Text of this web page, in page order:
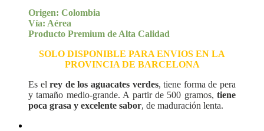
Origen: Colombia
Vía: Aérea
Producto Premium de Alta Calidad
SOLO DISPONIBLE PARA ENVIOS EN LA
PROVINCIA DE BARCELONA
Es elrey de los aguacates verdes, tiene forma de pera
y tamaño medio-grande. A partir de 500 gramos, tiene
poca grasa y excelente sabor, de maduración lenta.